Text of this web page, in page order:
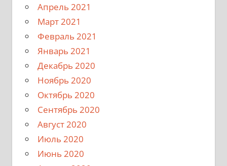
Апрель 2021
Март 2021
Февраль 2021
Январь 2021
Декабрь 2020
Ноябрь 2020
Октябрь 2020
Сентябрь 2020
Август 2020
Июль 2020
Июнь 2020